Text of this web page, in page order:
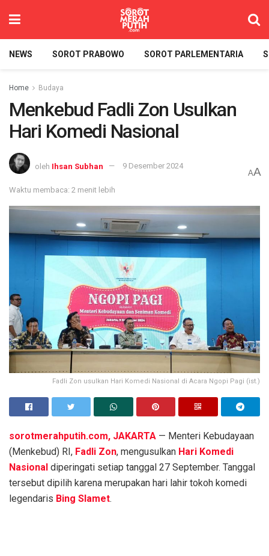
NEWS SOROT PRABOWO SOROT PARLEMENTARIA
Home Budaya
Menkebud Fadli Zon Usulkan
Hari Komedi Nasional
oleh Ihsan Subhan 9 Desember 2024
Waktu membaca: 2 menit lebih
AA
Fadli Zon usulkan Hari Komedi Nasional di Acara Ngopi Pagi (ist.)
sorotmerahputih.com, JAKARTA — Menteri Kebudayaan
(Menkebud) RI, Fadli Zon, mengusulkan Hari Komedi
Nasional diperingati setiap tanggal 27 September. Tanggal
tersebut dipilih karena merupakan hari lahir tokoh komedi
legendaris Bing Slamet.